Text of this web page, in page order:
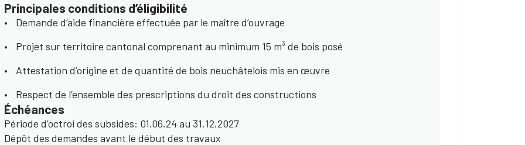
Principales conditions d’éligibilité
Demande d’aide financière effectuée par le maître d’ouvrage
Projet sur territoire cantonal comprenant au minimum 15 m³ de bois posé
Attestation d’origine et de quantité de bois neuchâtelois mis en œuvre
Respect de l’ensemble des prescriptions du droit des constructions
Échéances
Période d’octroi des subsides: 01.06.24 au 31.12.2027
Dépôt des demandes avant le début des travaux